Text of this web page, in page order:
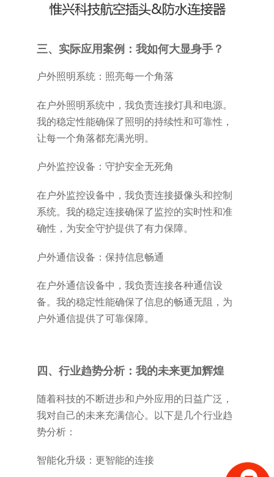
三、实际应用案例：我如何大显身手？
户外照明系统：照亮每一个角落
在户外照明系统中，我负责连接灯具和电源。
我的稳定性能确保了照明的持续性和可靠性，
让每一个角落都充满光明。
户外监控设备：守护安全无死角
在户外监控设备中，我负责连接摄像头和控制
系统。我的稳定连接确保了监控的实时性和准
确性，为安全守护提供了有力保障。
户外通信设备：保持信息畅通
在户外通信设备中，我负责连接各种通信设
备。我的稳定性能确保了信息的畅通无阻，为
户外通信提供了可靠保障。
四、行业趋势分析：我的未来更加辉煌
随着科技的不断进步和户外应用的日益广泛，
我对自己的未来充满信心。以下是几个行业趋
势分析：
智能化升级：更智能的连接